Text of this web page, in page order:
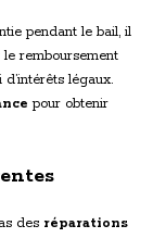
pendant le bail, il
le remboursement
légaux.
pour obtenir
des réparations